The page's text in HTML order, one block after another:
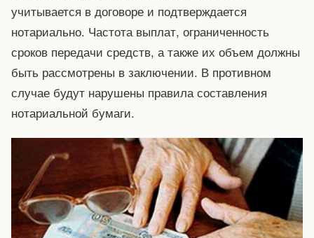
учитывается в договоре и подтверждается
нотариально. Частота выплат, ограниченность
сроков передачи средств, а также их объем должны
быть рассмотрены в заключении. В противном
случае будут нарушены правила составления
нотариальной бумаги.